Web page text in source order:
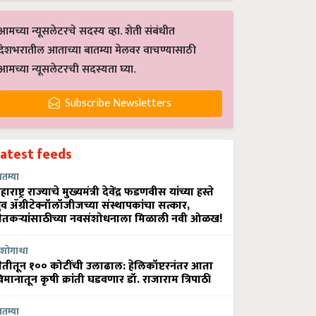
न्यूसलेटरचे सदस्य व्हा. शेती संबंधीत
आताच्या बातम्या मेलवर वाचण्यासाठी
न्यूसलेटरची सदस्यता घ्या.
Subscribe Newsletters
feeds
राज्याचे मुख्यमंत्री देवेंद्र फडणवीस यांच्या हस्ते
ॲग्रीटेक्नॉलॉजीजच्या संस्थापकांचा सत्कार,
नवसंशोधनाला मिळाली नवी ओळख!
१०० कोटींची उलाढाल: हेलिकॉप्टरनंतर आता
कृषी क्रांती घडवणार डॉ. राजाराम त्रिपाठी